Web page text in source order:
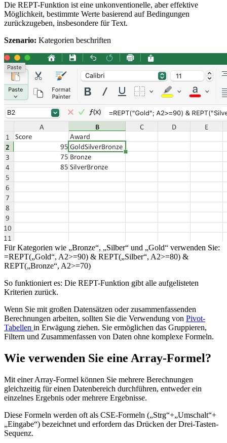
Die REPT-Funktion ist eine unkonventionelle, aber effektive
Möglichkeit, bestimmte Werte basierend auf Bedingungen
zurückzugeben, insbesondere für Text.
Szenario: Kategorien beschriften
Für Kategorien wie „Bronze“, „Silber“ und „Gold“ verwenden Sie:
=REPT(„Gold“, A2>=90) & REPT(„Silber“, A2>=80) &
REPT(„Bronze“, A2>=70)
So funktioniert es: Die REPT-Funktion gibt alle aufgelisteten
Kriterien zurück.
Wenn Sie mit großen Datensätzen oder zusammenfassenden
Berechnungen arbeiten, sollten Sie die Verwendung von Pivot-
Tabellen in Erwägung ziehen. Sie ermöglichen das Gruppieren,
Filtern und Zusammenfassen von Daten ohne komplexe Formeln.
Wie verwenden Sie eine Array-Formel?
Mit einer Array-Formel können Sie mehrere Berechnungen
gleichzeitig für einen Datenbereich durchführen, entweder ein
einzelnes Ergebnis oder mehrere Ergebnisse.
Diese Formeln werden oft als CSE-Formeln („Strg“+„Umschalt“+
„Eingabe“) bezeichnet und erfordern das Drücken der Drei-Tasten-
Sequenz.